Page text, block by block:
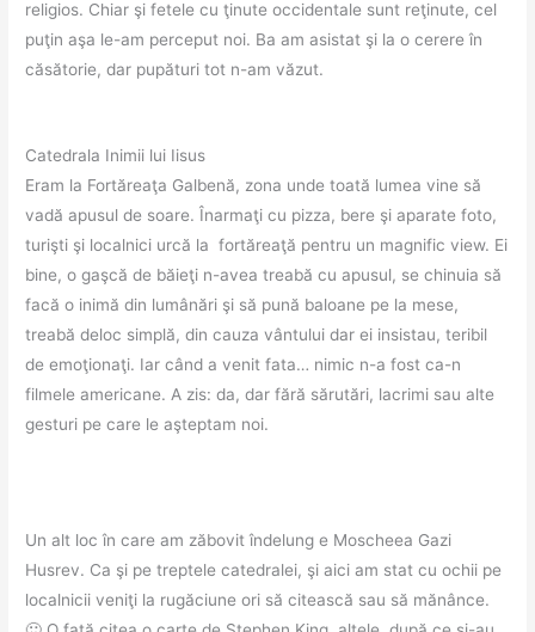
religios. Chiar şi fetele cu ţinute occidentale sunt reţinute, cel
puţin aşa le-am perceput noi. Ba am asistat şi la o cerere în
căsătorie, dar pupături tot n-am văzut.
Catedrala Inimii lui Iisus
Eram la Fortăreaţa Galbenă, zona unde toată lumea vine să
vadă apusul de soare. Înarmaţi cu pizza, bere şi aparate foto,
turişti şi localnici urcă la fortăreaţă pentru un magnific view. Ei
bine, o gaşcă de băieţi n-avea treabă cu apusul, se chinuia să
facă o inimă din lumânări şi să pună baloane pe la mese,
treabă deloc simplă, din cauza vântului dar ei insistau, teribil
de emoţionaţi. Iar când a venit fata… nimic n-a fost ca-n
filmele americane. A zis: da, dar fără sărutări, lacrimi sau alte
gesturi pe care le aşteptam noi.
Un alt loc în care am zăbovit îndelung e Moscheea Gazi
Husrev. Ca şi pe treptele catedralei, şi aici am stat cu ochii pe
localnicii veniţi la rugăciune ori să citească sau să mănânce.